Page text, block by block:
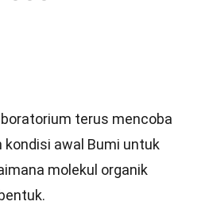
terus mencoba
awal Bumi untuk
molekul organik